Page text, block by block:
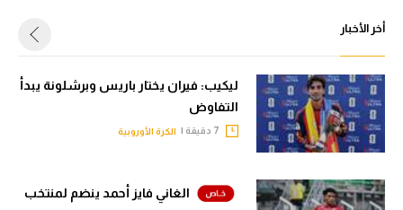
أخر الأخبار
ليكيب: فيران يختار باريس وبرشلونة يبدأ
التفاوض
الكرة الأوروبية
الغاني فايز أحمد ينضم لمنتخب